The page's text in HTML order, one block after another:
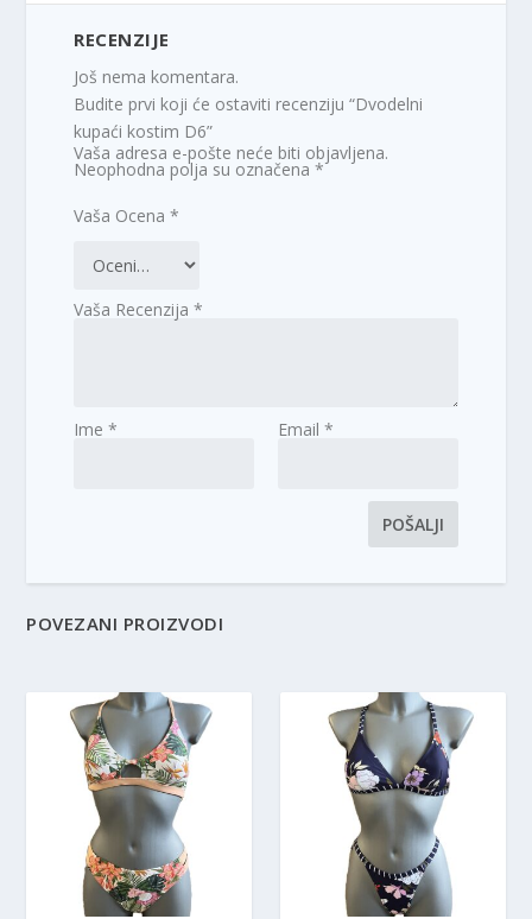
RECENZIJE
Još nema komentara.
Budite prvi koji će ostaviti recenziju “Dvodelni
kupaći kostim D6”
Vaša adresa e-pošte neće biti objavljena.
Neophodna polja su označena*
Vaša Ocena*
Vaša Recenzija*
Ime* Email *
POVEZANI PROIZVODI